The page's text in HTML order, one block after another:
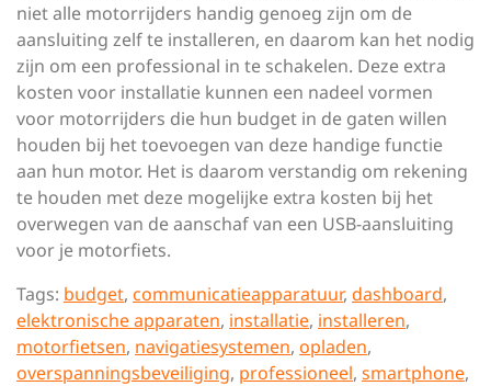
niet alle motorrijders handig genoeg zijn om de
aansluiting zelf te installeren, en daarom kan het nodig
zijn om een professional in te schakelen. Deze extra
kosten voor installatie kunnen een nadeel vormen
voor motorrijders die hun budget in de gaten willen
houden bij het toevoegen van deze handige functie
aan hun motor. Het is daarom verstandig om rekening
te houden met deze mogelijke extra kosten bij het
overwegen van de aanschaf van een USB-aansluiting
voor je motorfiets.
Tags: budget, communicatieapparatuur, dashboard,
elektronische apparaten, installatie, installeren,
motorfietsen, navigatiesystemen, opladen,
overspanningsbeveiliging, professioneel, smartphone,